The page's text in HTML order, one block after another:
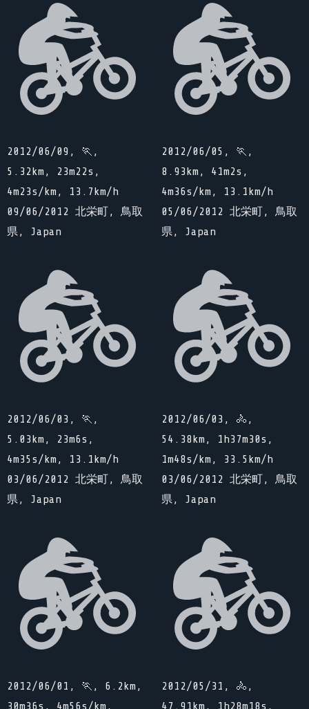
2012/06/09, 🏃,
5.32km, 23m22s,
4m23s/km, 13.7km/h
09/06/2012 北栄町, 鳥取
県, Japan
2012/06/05, 🏃,
8.93km, 41m2s,
4m36s/km, 13.1km/h
05/06/2012 北栄町, 鳥取
県, Japan
2012/06/03, 🏃,
5.03km, 23m6s,
4m35s/km, 13.1km/h
03/06/2012 北栄町, 鳥取
県, Japan
2012/06/03, 🚴,
54.38km, 1h37m30s,
1m48s/km, 33.5km/h
03/06/2012 北栄町, 鳥取
県, Japan
2012/06/01, 🏃, 6.2km,
30m36s, 4m56s/km,
2012/05/31, 🚴,
47.91km, 1h28m18s,